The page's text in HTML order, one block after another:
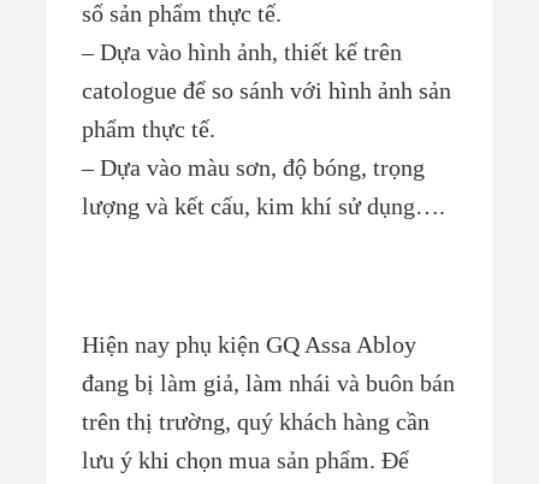
số sản phẩm thực tế.
– Dựa vào hình ảnh, thiết kế trên
catologue để so sánh với hình ảnh sản
phẩm thực tế.
– Dựa vào màu sơn, độ bóng, trọng
lượng và kết cấu, kim khí sử dụng….
Hiện nay phụ kiện GQ Assa Abloy
đang bị làm giả, làm nhái và buôn bán
trên thị trường, quý khách hàng cần
lưu ý khi chọn mua sản phẩm. Để